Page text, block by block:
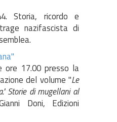
Storia, ricordo e
nazifascista di
ore 17.00 presso la
del volume "Le
Storie di mugellani al
Doni, Edizioni